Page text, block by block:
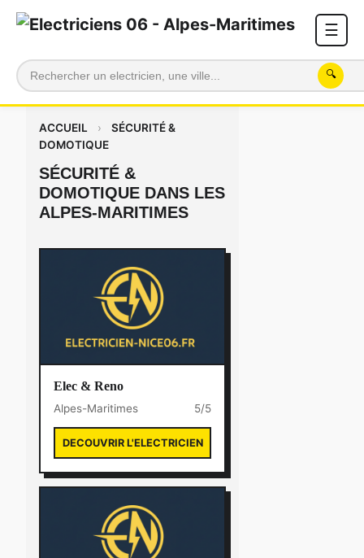
☰
🔍
ACCUEIL ›
SÉCURITÉ &
DOMOTIQUE
SÉCURITÉ &
DOMOTIQUE DANS LES
ALPES-MARITIMES
Elec & Reno
Alpes-Maritimes 5/5
DECOUVRIR L'ELECTRICIEN